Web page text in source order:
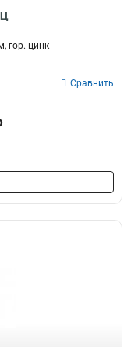
гор. цинк
Сравнить